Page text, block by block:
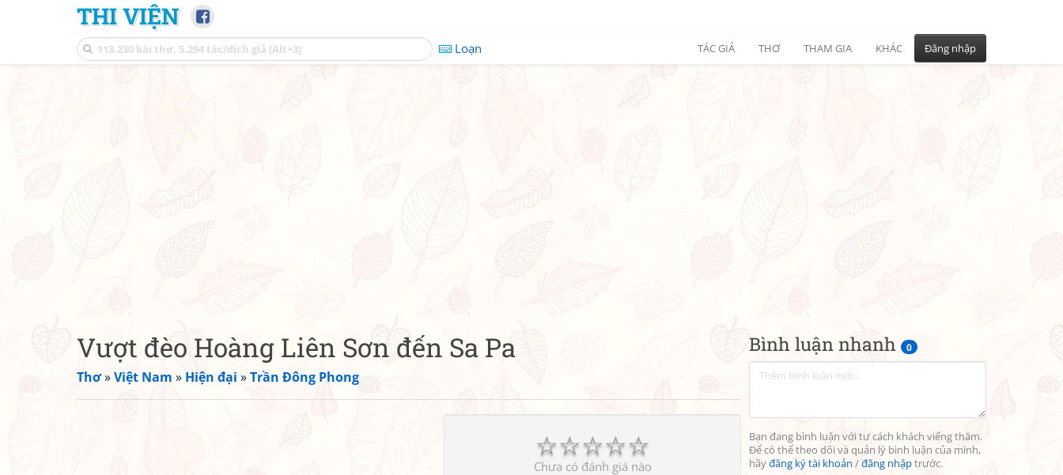
THI VIỆN
Loạn TÁC GIẢ THƠ THAM GIA KHÁC Đăng nhập
Bình luận nhanh 0
Bạn đang bình luận với tư cách khách viếng thăm.
Để có thể theo dõi và quản lý bình luận của mình,
hãyđăng ký tài khoản /đăng nhậptrước.
Vượt đèo Hoàng Liên Sơn đến Sa Pa
Thơ»Việt Nam » Hiện đại »Trần Đông Phong
☆
☆
☆
☆
☆
Chưa có đánh giá nào